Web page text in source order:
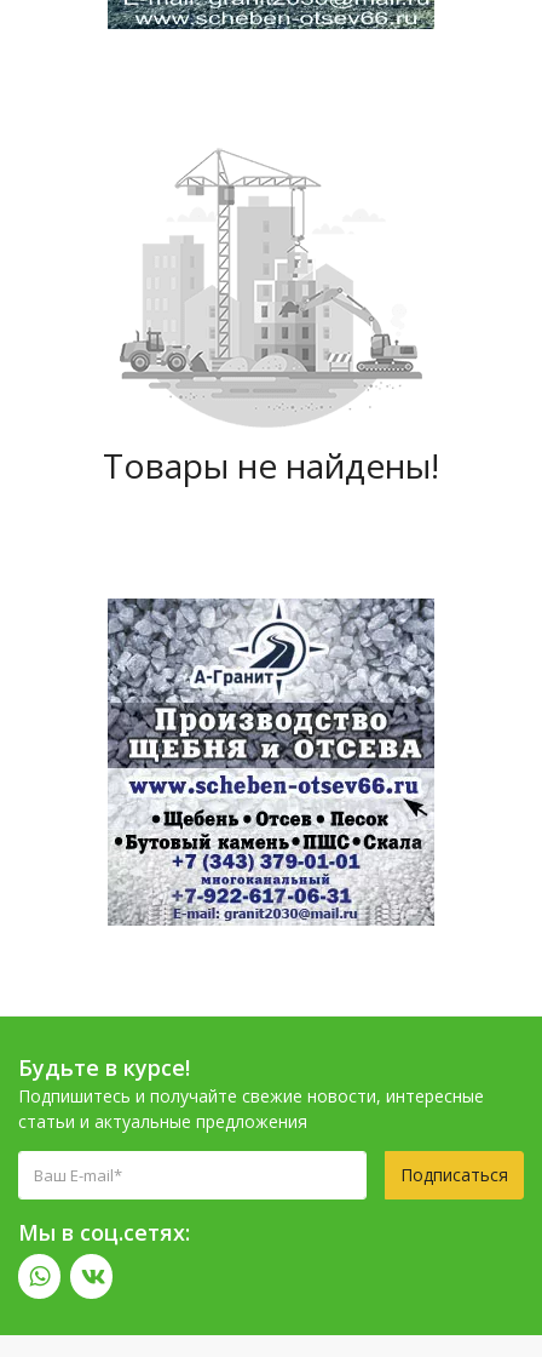
Товары не найдены!
Будьте в курсе!
Подпишитесь и получайте свежие новости, интересные
статьи и актуальные предложения
Подписаться
Мы в соц.сетях: